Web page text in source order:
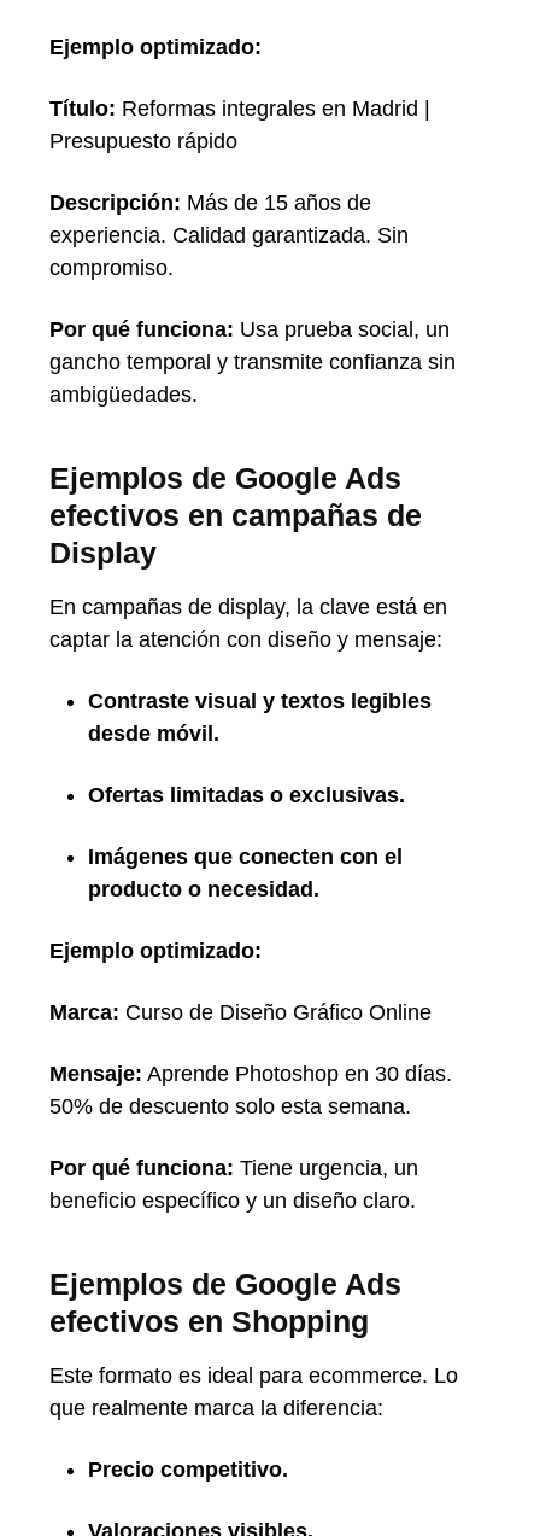
Ejemplo optimizado:
Título: Reformas integrales en Madrid |
Presupuesto rápido
Descripción: Más de 15 años de
experiencia. Calidad garantizada. Sin
compromiso.
Por qué funciona: Usa prueba social, un
gancho temporal y transmite confianza sin
ambigüedades.
Ejemplos de Google Ads
efectivos en campañas de
Display
En campañas de display, la clave está en
captar la atención con diseño y mensaje:
Contraste visual y textos legibles
desde móvil.
Ofertas limitadas o exclusivas.
Imágenes que conecten con el
producto o necesidad.
Ejemplo optimizado:
Marca: Curso de Diseño Gráfico Online
Mensaje: Aprende Photoshop en 30 días.
50% de descuento solo esta semana.
Por qué funciona: Tiene urgencia, un
beneficio específico y un diseño claro.
Ejemplos de Google Ads
efectivos en Shopping
Este formato es ideal para ecommerce. Lo
que realmente marca la diferencia:
Precio competitivo.